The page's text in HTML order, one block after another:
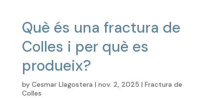
Què és una fractura de
Colles i per què es
produeix?
by Cesmar Llagostera | nov. 2, 2025 | Fractura de
Colles